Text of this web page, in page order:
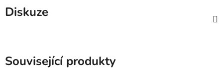
Diskuze
Související produkty